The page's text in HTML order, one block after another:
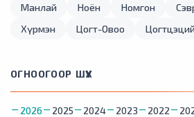
Манлай
Ноён Номгон
Хүрмэн
Цогт-Овоо Цогтцэций
ОГНООГООР ШҮҮХ
2026 2025 2024 2023 2022